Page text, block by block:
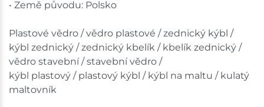
• Země původu: Polsko
Plastové vědro / vědro plastové / zednický kýbl /
kýbl zednický / zednický kbelík / kbelík zednický /
vědro stavební / stavební vědro /
kýbl plastový / plastový kýbl / kýbl na maltu / kulatý
maltovník